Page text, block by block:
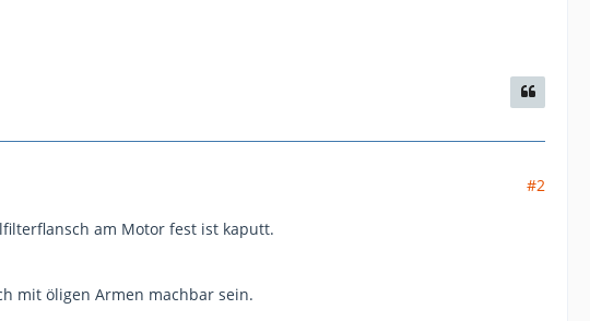
#2
am Motor fest ist kaputt.
mit öligen Armen machbar sein.